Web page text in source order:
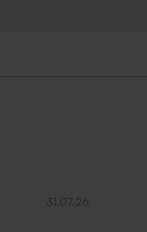
31.07.26